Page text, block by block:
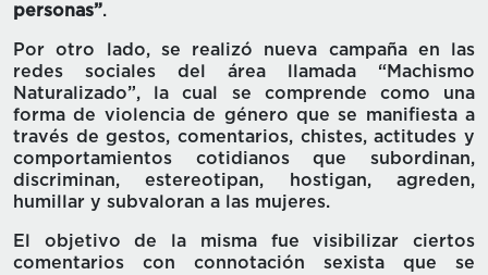
personas”.
Por otro lado, se realizó nueva campaña en las
redes sociales del área llamada “Machismo
Naturalizado”, la cual se comprende como una
forma de violencia de género que se manifiesta a
través de gestos, comentarios, chistes, actitudes y
comportamientos cotidianos que subordinan,
discriminan, estereotipan, hostigan, agreden,
humillar y subvaloran a las mujeres.
El objetivo de la misma fue visibilizar ciertos
comentarios con connotación sexista que se